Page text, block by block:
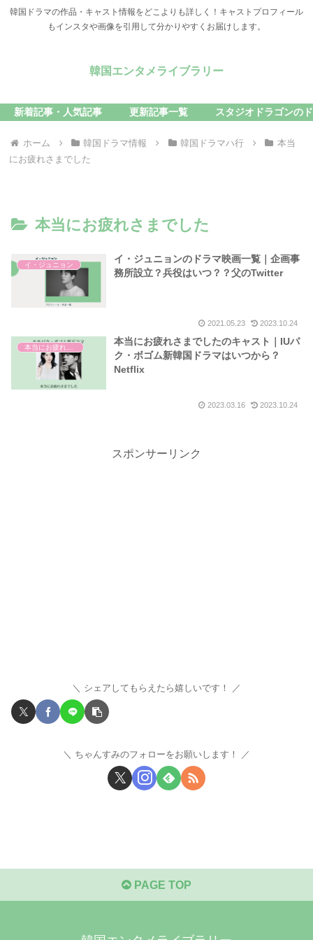
韓国ドラマの作品・キャスト情報をどこよりも詳しく！キャストプロフィール
もインスタや画像を引用して分かりやすくお届けします。
韓国エンタメライブラリー
新着記事・人気記事 更新記事一覧 スタジオドラゴンの
ホーム 韓国ドラマ情報 韓国ドラマハ行
本当
にお疲れさまでした
本当にお疲れさまでした
イ・ジュニョン
イ・ジュニョンのドラマ映画一覧｜企画事
務所設立？兵役はいつ？？父のTwitter
2021.05.23 2023.10.24
本当にお疲れさまでしたのキャスト｜IUパ
ク・ボゴム新韓国ドラマはいつから？
Netflix
2023.03.16 2023.10.24
スポンサーリンク
シェアしてもらえたら嬉しいです！
ちゃんすみのフォローをお願いします！
PAGE TOP